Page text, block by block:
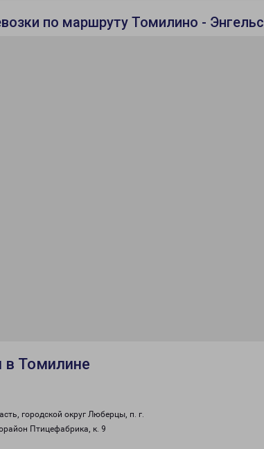
по маршруту Томилино - Энгельс
Томилине
городской округ Люберцы, п. г.
Птицефабрика, к. 9